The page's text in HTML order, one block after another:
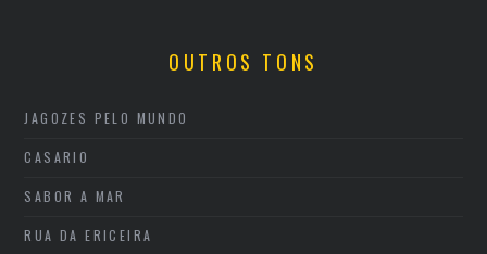
OUTROS TONS
JAGOZES PELO MUNDO
CASARIO
SABOR A MAR
RUA DA ERICEIRA